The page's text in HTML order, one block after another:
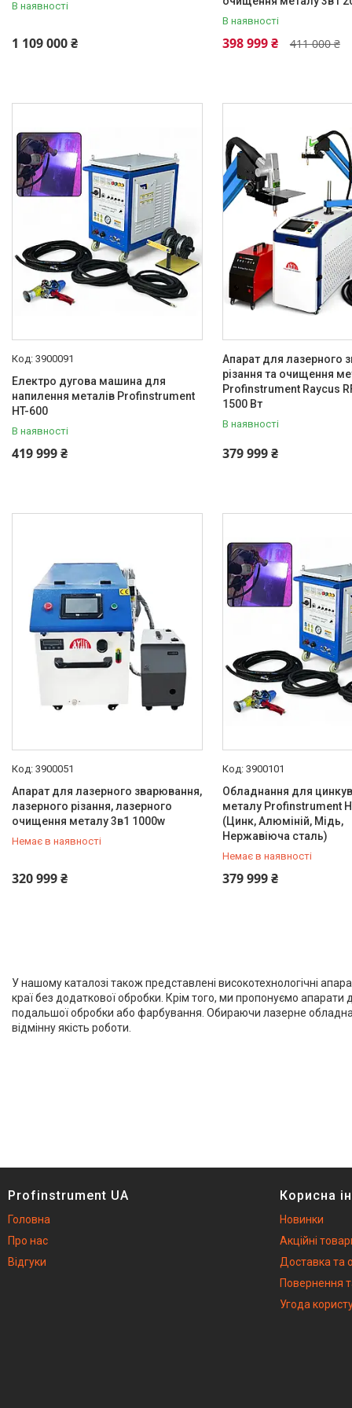
Компресори та комплектуючі
Фени для зварювання ПВХ
Лебідки та комплектуючі OFF-
ROAD
Лазерна зварка та очистка
Плиткорізи та комплектуючі
Інструмент для шліфування та
оздоблення стін
Устаткування для
порошкового фарбування
Екскаватори та комплектуючі
Швидкомонтажні пістолети
Обладнання для ремонту
спецтехніки
Бурові установки
сонячних панелей
Генератори
обладнання
Акція
Іонізатори води
В наявності
1 109 000 ₴
В наявності
411 000 ₴
398 999 ₴
3900091
Електро дугова машина для
напилення металів Profinstrument
HT-600
В наявності
419 999 ₴
Апарат для лазерного
різання та очищення
Profinstrument Raycus
1500 Вт
В наявності
379 999 ₴
3900051
Апарат для лазерного зварювання,
лазерного різання, лазерного
очищення металу 3в1 1000w
Немає в наявності
320 999 ₴
+380 (66) 933-92-56
3900101
Обладнання для
металу Profinstrument
(Цинк, Алюміній, Мідь,
Нержавіюча сталь)
Немає в наявності
379 999 ₴
+380 (66) 933-92-56
У нашому каталозі також представлені високотехнологічні
краї без додаткової обробки. Крім того, ми пропонуємо
подальшої обробки або фарбування. Обираючи лазерне
відмінну якість роботи.
Profinstrument UA
Головна
Про нас
Відгуки
Корисна
Новинки
Акційні
Доставка та
Повернення
Угода